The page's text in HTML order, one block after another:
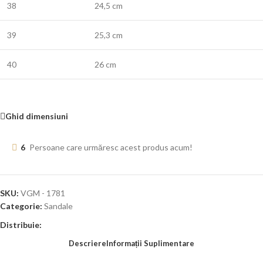
38 24,5 cm
39 25,3 cm
40 26 cm
Ghid dimensiuni
6 Persoane care urmăresc acest produs acum!
SKU: VGM - 1781
Categorie: Sandale
Distribuie:
DescriereInformații Suplimentare